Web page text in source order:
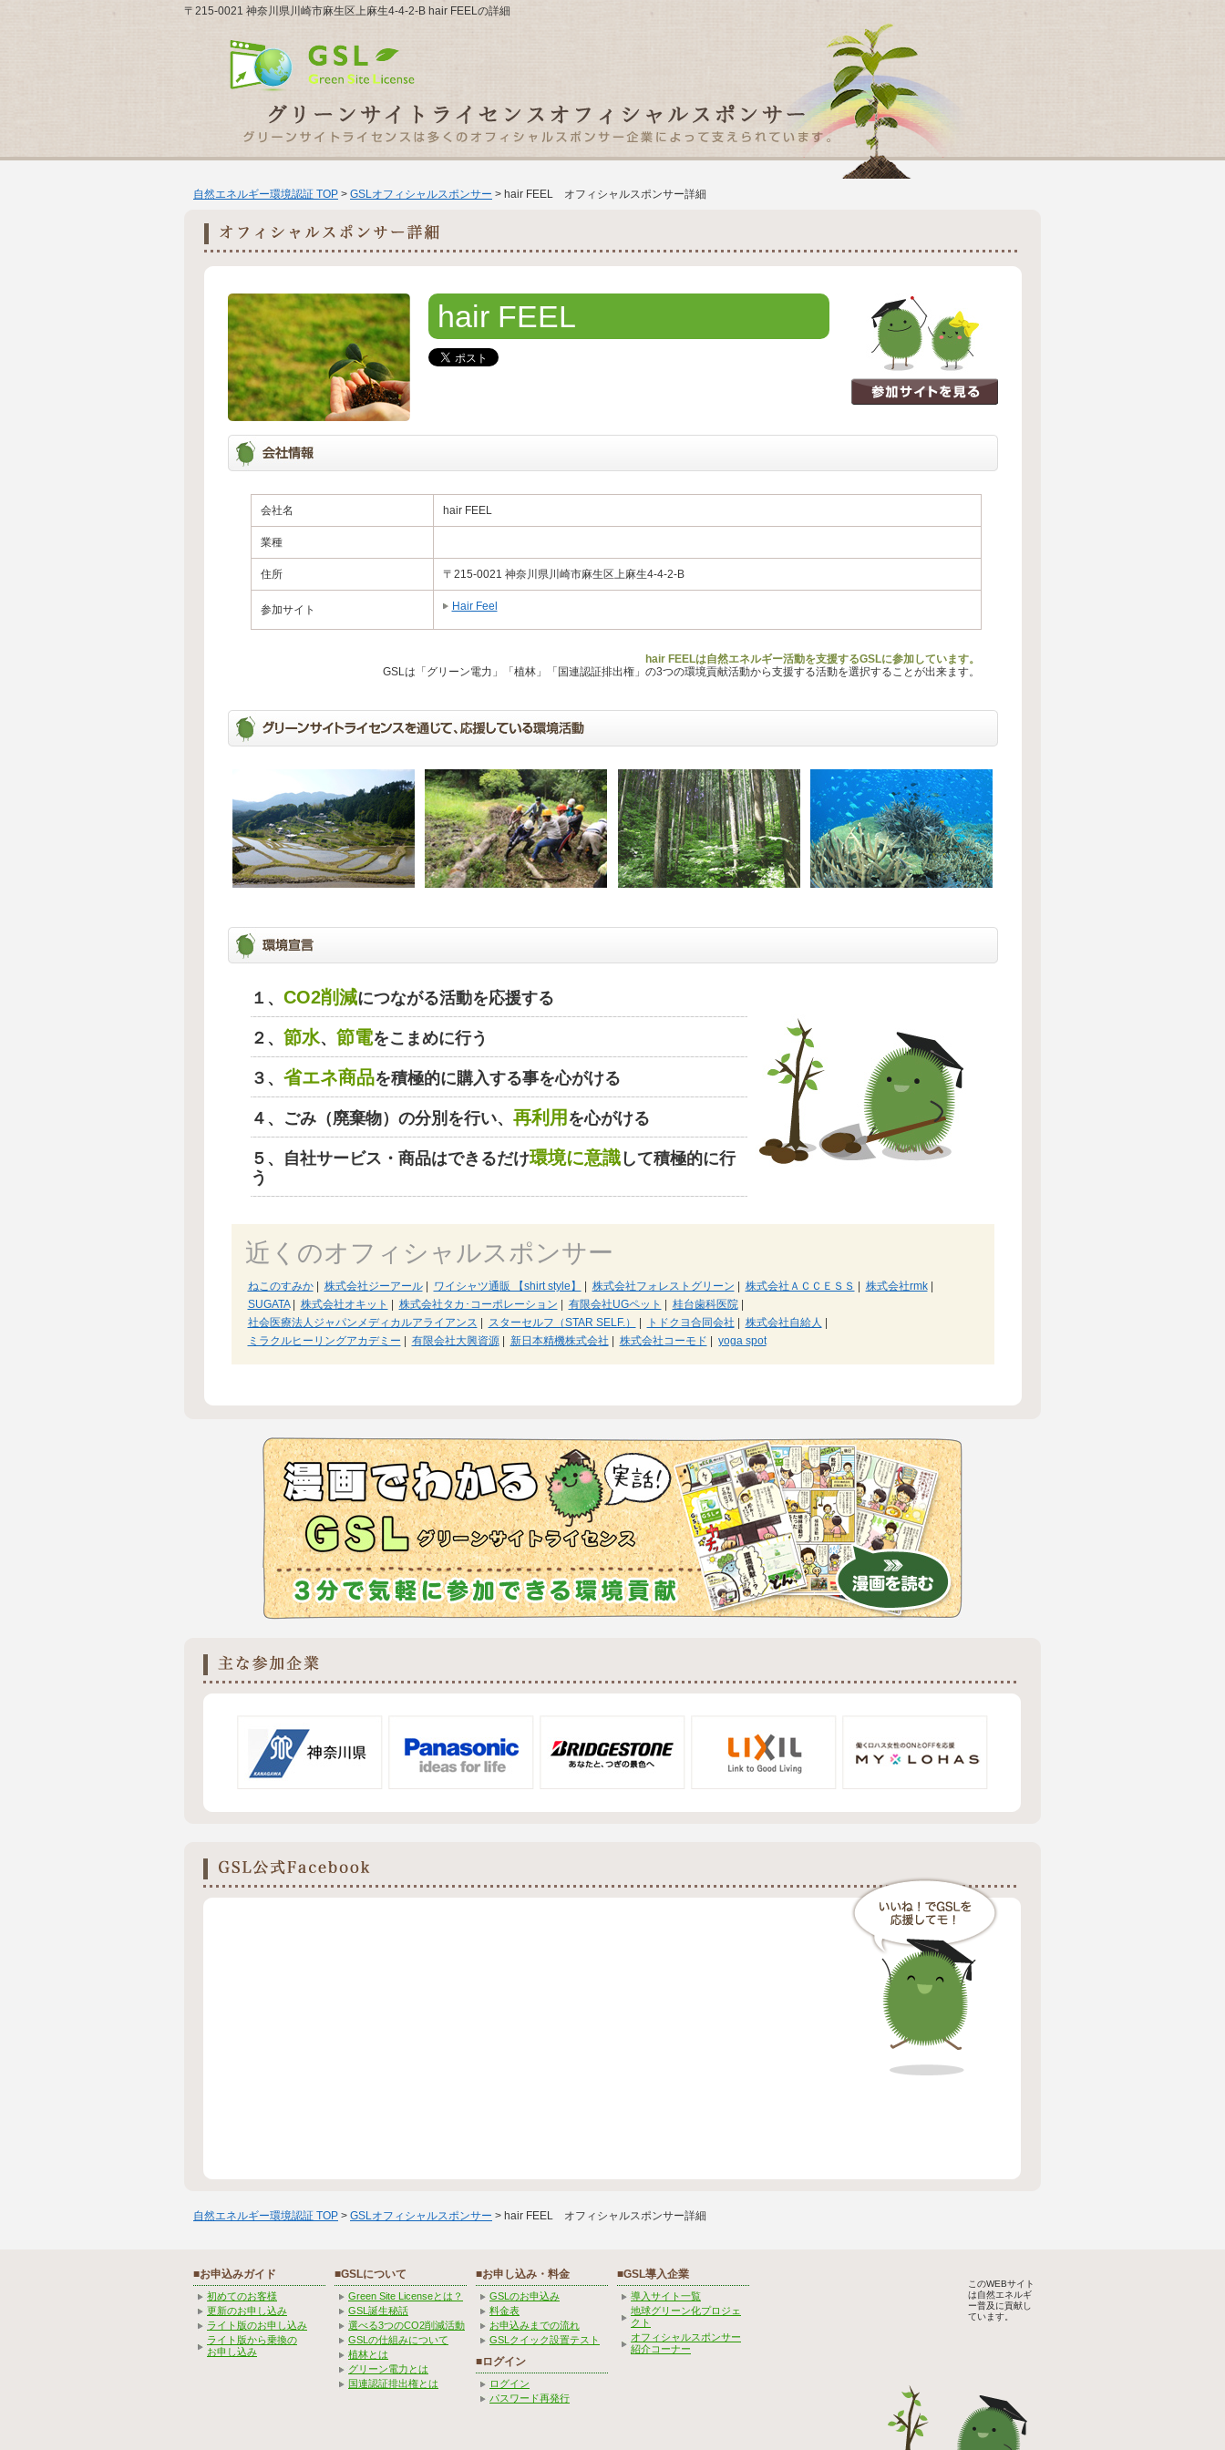
〒215-0021 神奈川県川崎市麻生区上麻生4-4-2-B hair FEELの詳細
自然エネルギー環境認証 TOP > GSLオフィシャルスポンサー > hair FEEL オフィシャルスポンサー詳細
hair FEEL
会社名 hair FEEL
業種
住所 〒215-0021 神奈川県川崎市麻生区上麻生4-4-2-B
参加サイト Hair Feel
hair FEELは自然エネルギー活動を支援するGSLに参加しています。
GSLは「グリーン電力」「植林」「国連認証排出権」の3つの環境貢献活動から支援する活動を選択することが出来ます。
１、 CO2削減につながる活動を応援する
２、 節水、 節電をこまめに行う
３、 省エネ商品を積極的に購入する事を心がける
４、ごみ（廃棄物）の分別を行い、 再利用 を心がける
５、自社サービス・商品はできるだけ環境に意識して積極的に行
う
近くのオフィシャルスポンサー
ねこのすみか| 株式会社ジーアール| ワイシャツ通販 【shirt style】 株式会社フォレストグリーン 株式会社ＡＣＣＥＳＳ 株式会社rmk|
SUGATA| 株式会社オキット 株式会社タカ･コーポレーション 有限会社UGペット 桂台歯科医院|
社会医療法人ジャパンメディカルアライアンス
スターセルフ（STAR SELF.） トドクヨ合同会社 株式会社自給人
ミラクルヒーリングアカデミー
有限会社大興資源| 新日本精機株式会社 株式会社コーモド yoga spot
自然エネルギー環境認証 TOP > GSLオフィシャルスポンサー > hair FEEL オフィシャルスポンサー詳細
■お申込みガイド
初めてのお客様
更新のお申し込み
ライト版のお申し込み
ライト版から乗換の
お申し込み
■GSLについて
Green Site Licenseとは？
GSL誕生秘話
選べる3つのCO2削減活動
GSLの仕組みについて
植林とは
グリーン電力とは
国連認証排出権とは
■お申し込み・料金
GSLのお申込み
料金表
お申込みまでの流れ
GSLクイック設置テスト
■ログイン
ログイン
パスワード再発行
■GSL導入企業
導入サイト一覧
地球グリーン化プロジェ
クト
オフィシャルスポンサー
紹介コーナー
このWEBサイト
は自然エネルギ
ー普及に貢献し
ています。